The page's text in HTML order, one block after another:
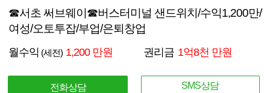
☎서초 써브웨이☎버스터미널 샌드위치/수익1,200만/
여성/오토투잡/부업/은퇴창업
월수익 (세전) 1,200 만원 권리금 1억8천 만원
전화상담 SMS상담